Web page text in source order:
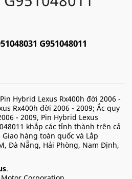
G951048011
Pin Hybrid Lexus Rx400h đời 2006 -
Rx400h đời 2006 - 2009; Ắc quy
- 2009, Pin Hybrid Lexus
khắp các tỉnh thành trên cả
hàng toàn quốc và Lắp
Đà Nẵng, Hải Phòng, Nam Định,
.